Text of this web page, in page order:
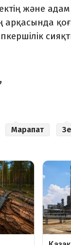
және
арқасында
Марапат